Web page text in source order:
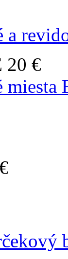
a
20 €
miesta